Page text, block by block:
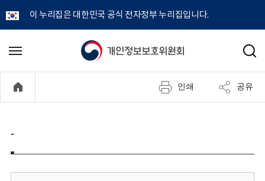
이 누리집은 대한민국 공식 전자정부 누리집입니다.
개
정
보
메
기
검
인쇄 공유
-